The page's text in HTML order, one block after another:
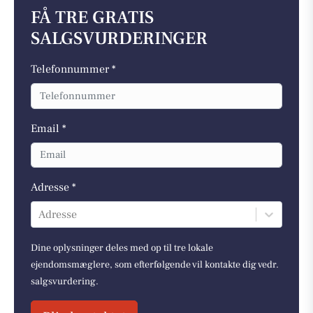
FÅ TRE GRATIS
SALGSVURDERINGER
Telefonnummer *
Email *
Adresse *
Adresse
Dine oplysninger deles med op til tre lokale
ejendomsmæglere, som efterfølgende vil kontakte dig vedr.
salgsvurdering.